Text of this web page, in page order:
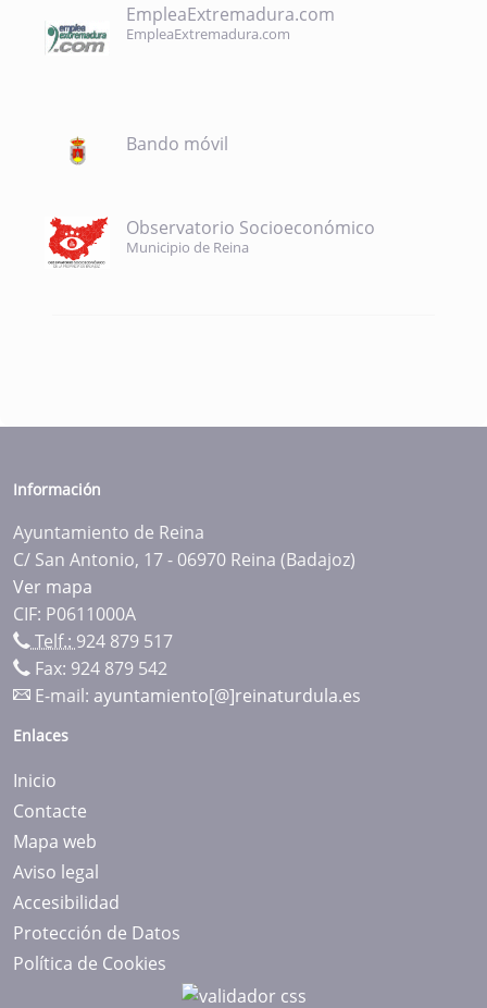
EmpleaExtremadura.com
EmpleaExtremadura.com
Bando móvil
Observatorio Socioeconómico
Municipio de Reina
Información
Ayuntamiento de Reina
C/ San Antonio, 17 - 06970 Reina (Badajoz)
Ver mapa
CIF: P0611000A
Telf.: 924 879 517
Fax: 924 879 542
E-mail: ayuntamiento[@]reinaturdula.es
Enlaces
Inicio
Contacte
Mapa web
Aviso legal
Accesibilidad
Protección de Datos
Política de Cookies